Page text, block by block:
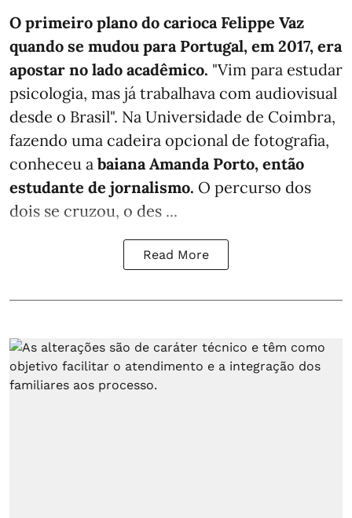
O primeiro plano do carioca Felippe Vaz
quando se mudou para Portugal, em 2017, era
apostar no lado acadêmico. "Vim para estudar
psicologia, mas já trabalhava com audiovisual
desde o Brasil". Na Universidade de Coimbra,
fazendo uma cadeira opcional de fotografia,
conheceu a baiana Amanda Porto, então
estudante de jornalismo. O percurso dos
dois se cruzou, o des ...
Read More